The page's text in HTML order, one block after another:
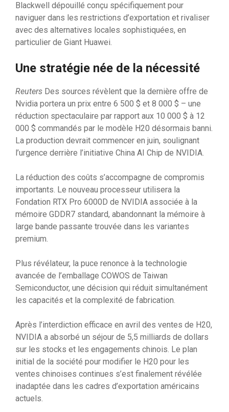
Blackwell dépouillé conçu spécifiquement pour
naviguer dans les restrictions d’exportation et rivaliser
avec des alternatives locales sophistiquées, en
particulier de Giant Huawei.
Une stratégie née de la nécessité
Reuters Des sources révèlent que la dernière offre de
Nvidia portera un prix entre 6 500 $ et 8 000 $ – une
réduction spectaculaire par rapport aux 10 000 $ à 12
000 $ commandés par le modèle H20 désormais banni.
La production devrait commencer en juin, soulignant
l’urgence derrière l’initiative China AI Chip de NVIDIA.
La réduction des coûts s’accompagne de compromis
importants. Le nouveau processeur utilisera la
Fondation RTX Pro 6000D de NVIDIA associée à la
mémoire GDDR7 standard, abandonnant la mémoire à
large bande passante trouvée dans les variantes
premium.
Plus révélateur, la puce renonce à la technologie
avancée de l’emballage COWOS de Taiwan
Semiconductor, une décision qui réduit simultanément
les capacités et la complexité de fabrication.
Après l’interdiction efficace en avril des ventes de H20,
NVIDIA a absorbé un séjour de 5,5 milliards de dollars
sur les stocks et les engagements chinois. Le plan
initial de la société pour modifier le H20 pour les
ventes chinoises continues s’est finalement révélée
inadaptée dans les cadres d’exportation américains
actuels.